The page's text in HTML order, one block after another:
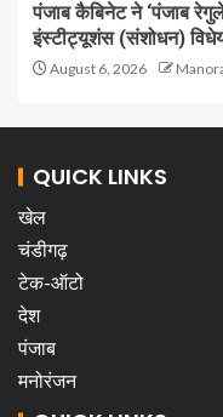
पंजाब कैबिनेट ने ‘पंजाब
इंस्टीट्यूशंस (संशोधन)
August 6, 2026
QUICK LINKS
खेल
चंडीगढ़
टेक-ऑटो
देश
पंजाब
मनोरंजन